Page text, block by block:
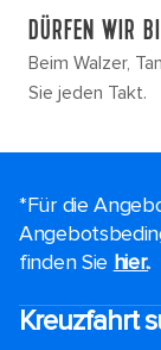
DÜRFEN WIR
Beim Walzer,
Sie jeden Takt.
*Für die
finden Sie hier..
Kreuzfahrt